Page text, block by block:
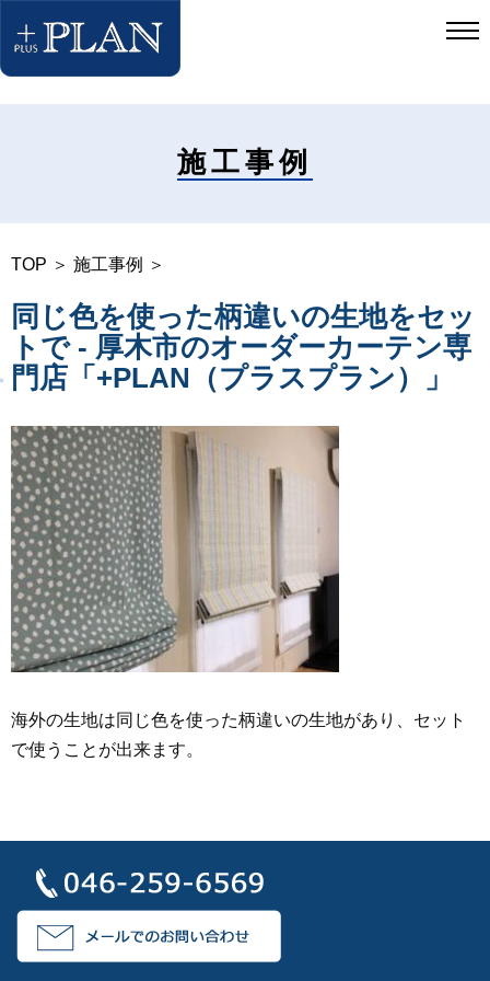
施工事例
TOP ＞ 施工事例 ＞
同じ色を使った柄違いの生地をセッ
トで - 厚木市のオーダーカーテン専
門店「+PLAN（プラスプラン）」
海外の生地は同じ色を使った柄違いの生地があり、セット
で使うことが出来ます。